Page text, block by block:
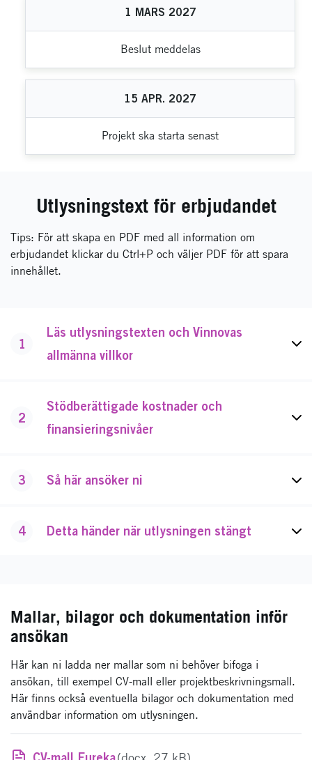
1 MARS 2027
Beslut meddelas
15 APR. 2027
Projekt ska starta senast
Utlysningstext för erbjudandet
Tips: För att skapa en PDF med all information om
erbjudandet klickar du Ctrl+P och väljer PDF för att spara
innehållet.
1
Läs utlysningstexten och Vinnovas
allmänna villkor
2
Stödberättigade kostnader och
finansieringsnivåer
3 Så här ansöker ni
4 Detta händer när utlysningen stängt
Mallar, bilagor och dokumentation inför
ansökan
Här kan ni ladda ner mallar som ni behöver bifoga i
ansökan, till exempel CV-mall eller projektbeskrivningsmall.
Här finns också eventuella bilagor och dokumentation med
användbar information om utlysningen.